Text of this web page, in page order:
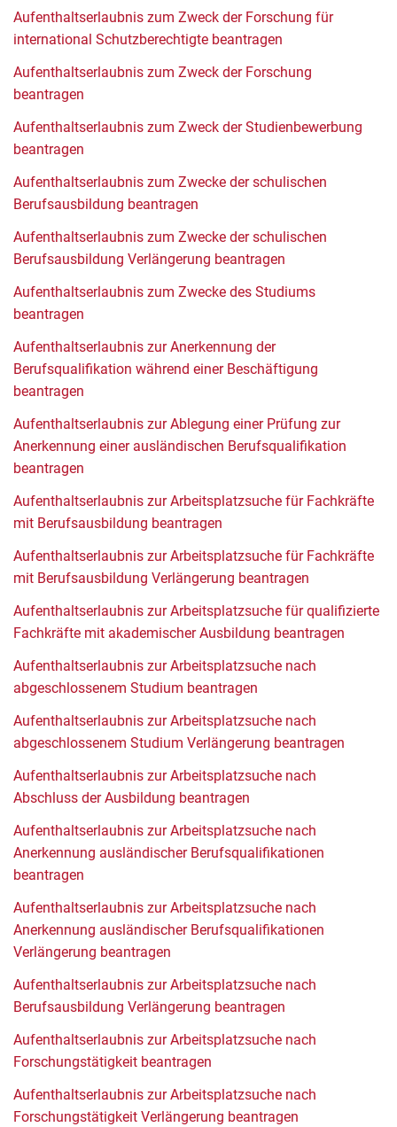
Aufenthaltserlaubnis zum Zweck der Forschung für
international Schutzberechtigte beantragen
Aufenthaltserlaubnis zum Zweck der Forschung
beantragen
Aufenthaltserlaubnis zum Zweck der Studienbewerbung
beantragen
Aufenthaltserlaubnis zum Zwecke der schulischen
Berufsausbildung beantragen
Aufenthaltserlaubnis zum Zwecke der schulischen
Berufsausbildung Verlängerung beantragen
Aufenthaltserlaubnis zum Zwecke des Studiums
beantragen
Aufenthaltserlaubnis zur Anerkennung der
Berufsqualifikation während einer Beschäftigung
beantragen
Aufenthaltserlaubnis zur Ablegung einer Prüfung zur
Anerkennung einer ausländischen Berufsqualifikation
beantragen
Aufenthaltserlaubnis zur Arbeitsplatzsuche für Fachkräfte
mit Berufsausbildung beantragen
Aufenthaltserlaubnis zur Arbeitsplatzsuche für Fachkräfte
mit Berufsausbildung Verlängerung beantragen
Aufenthaltserlaubnis zur Arbeitsplatzsuche für qualifizierte
Fachkräfte mit akademischer Ausbildung beantragen
Aufenthaltserlaubnis zur Arbeitsplatzsuche nach
abgeschlossenem Studium beantragen
Aufenthaltserlaubnis zur Arbeitsplatzsuche nach
abgeschlossenem Studium Verlängerung beantragen
Aufenthaltserlaubnis zur Arbeitsplatzsuche nach
Abschluss der Ausbildung beantragen
Aufenthaltserlaubnis zur Arbeitsplatzsuche nach
Anerkennung ausländischer Berufsqualifikationen
beantragen
Aufenthaltserlaubnis zur Arbeitsplatzsuche nach
Anerkennung ausländischer Berufsqualifikationen
Verlängerung beantragen
Aufenthaltserlaubnis zur Arbeitsplatzsuche nach
Berufsausbildung Verlängerung beantragen
Aufenthaltserlaubnis zur Arbeitsplatzsuche nach
Forschungstätigkeit beantragen
Aufenthaltserlaubnis zur Arbeitsplatzsuche nach
Forschungstätigkeit Verlängerung beantragen